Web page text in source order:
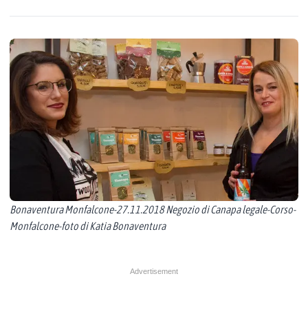
Bonaventura Monfalcone-27.11.2018 Negozio di Canapa legale-Corso-
Monfalcone-foto di Katia Bonaventura